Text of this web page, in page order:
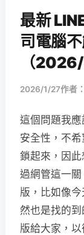
最新
司電腦
（
2026/1/27作者：
這個問題我
安全性，不
鎖起來，因
過網管這一
版，比如像
然也是找的
版給大家，